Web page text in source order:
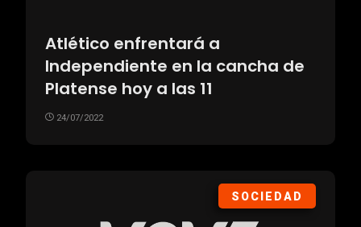
Atlético enfrentará a
Independiente en la cancha de
Platense hoy a las 11
24/07/2022
SOCIEDAD